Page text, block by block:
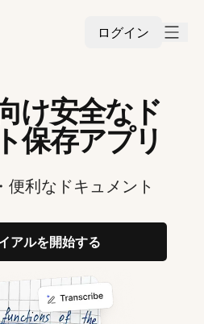
ログイン
け安全なド
保存アプリ
便利なドキュメント
アルを開始する